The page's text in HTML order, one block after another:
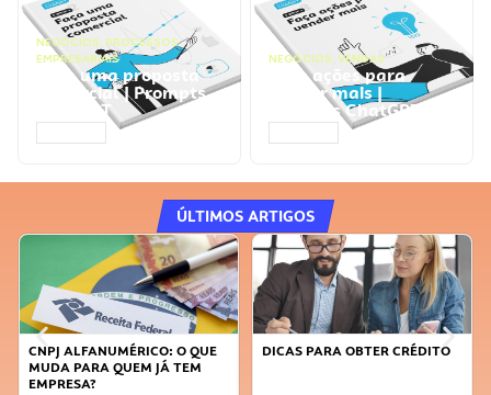
NEGÓCIOS, PROCESSOS
EMPRESARIAIS
Faça uma proposta
comercial | Prompts
ChatGPT
NEGÓCIOS, VENDAS
Faça ações para
vender mais |
Prompts ChatGPT
ÚLTIMOS ARTIGOS
CNPJ ALFANUMÉRICO: O QUE
MUDA PARA QUEM JÁ TEM
EMPRESA?
DICAS PARA OBTER CRÉDITO